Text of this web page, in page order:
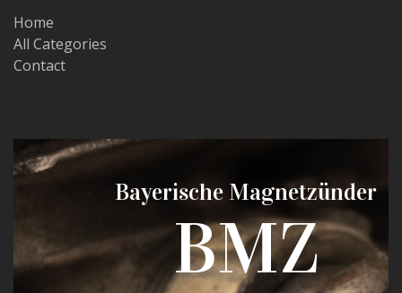
Home
All Categories
Contact
Bayerische Magnetzünder
BMZ